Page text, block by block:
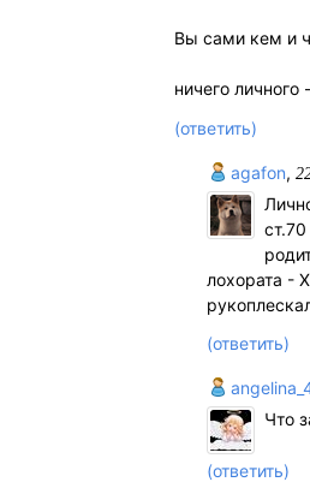
Вы сами кем и
ничего личного
(ответить)
agafon,
лохората -
(ответить)
Что
(ответить)